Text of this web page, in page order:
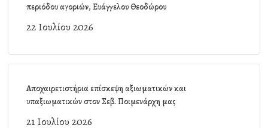
περιόδου αγοριών, Ευάγγελου Θεοδώρου
22 Ιουλίου 2026
Αποχαιρετιστήρια επίσκεψη αξιωματικών και
υπαξιωματικών στον Σεβ. Ποιμενάρχη μας
21 Ιουλίου 2026